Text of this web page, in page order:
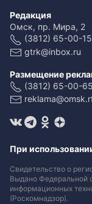
Редакция
Омск, пр. Мира, 2
(3812) 65-00-15
gtrk@inbox.ru
Размещение
(3812) 65-00-65
При
Свидетельство о
Выдано Федеральной
информационных
(Роскомнадзор).